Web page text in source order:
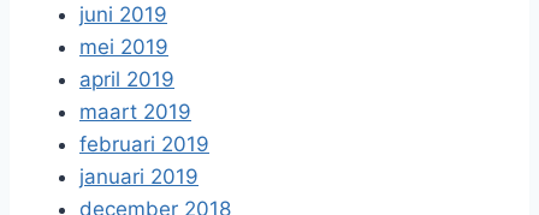
juni 2019
mei 2019
april 2019
maart 2019
februari 2019
januari 2019
december 2018